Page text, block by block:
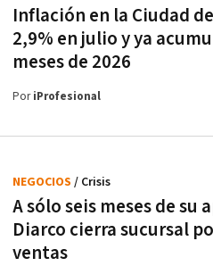
Inflación en la Ciudad
2,9% en julio y ya
meses de 2026
PoriProfesional
A sólo seis meses de
Diarco cierra sucursal
ventas
NEGOCIOS / Crisis